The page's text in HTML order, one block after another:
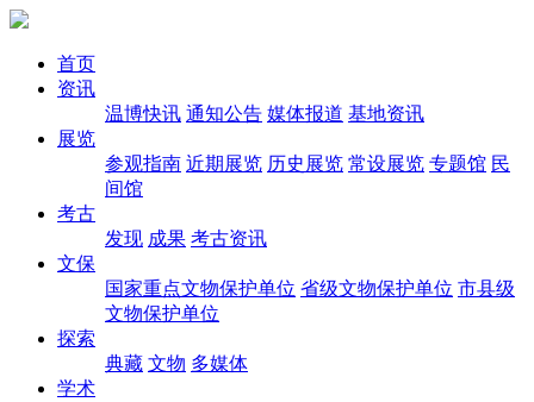
首页
资讯
温博快讯 通知公告 媒体报道 基地资讯
展览
参观指南 近期展览 历史展览 常设展览 专题馆 民
间馆
考古
发现 成果 考古资讯
文保
国家重点文物保护单位 省级文物保护单位 市县级
文物保护单位
探索
典藏 文物 多媒体
学术